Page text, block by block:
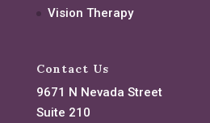
Vision Therapy
Contact Us
9671 N Nevada Street
Suite 210